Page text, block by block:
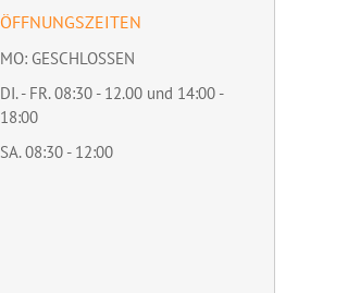
ÖFFNUNGSZEITEN
MO: GESCHLOSSEN
DI. - FR. 08:30 - 12.00 und 14:00 -
18:00
SA. 08:30 - 12:00